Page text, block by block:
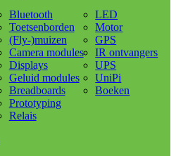
Bluetooth
Toetsenborden
(Fly-)muizen
Camera modules
Displays
Geluid modules
Breadboards
Prototyping
Relais
LED
Motor
GPS
IR ontvangers
UPS
UniPi
Boeken